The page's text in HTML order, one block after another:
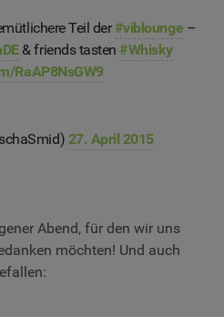
Teil der#viblounge –
& friends tasten#Whisky
RaAP8NsGW9
27. April 2015
Abend, für den wir uns
möchten! Und auch